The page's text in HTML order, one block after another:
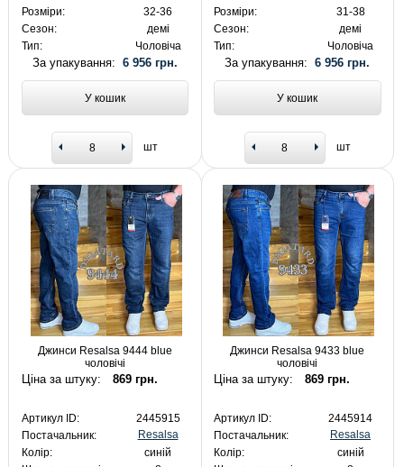
Розміри:
32-36
Сезон:
демі
Тип:
Чоловіча
За упакування: 6 956 грн.
У кошик
шт
Розміри:
31-38
Сезон:
демі
Тип:
Чоловіча
За упакування:6 956 грн.
У кошик
шт
Джинси Resalsa 9444 blue
чоловічі
Ціна за штуку: 869 грн.
Артикул ID:
2445915
Постачальник:
Resalsa
Колір:
синій
Джинси Resalsa 9433 blue
чоловічі
Ціна за штуку: 869 грн.
Артикул ID:
2445914
Постачальник:
Resalsa
Колір:
синій